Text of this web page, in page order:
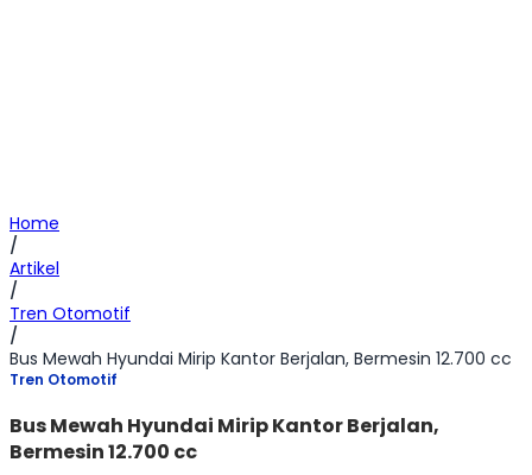
Home
/
Artikel
/
Tren Otomotif
/
Bus Mewah Hyundai Mirip Kantor Berjalan, Bermesin 12.700 cc
Tren Otomotif
Bus Mewah Hyundai Mirip Kantor Berjalan,
Bermesin 12.700 cc